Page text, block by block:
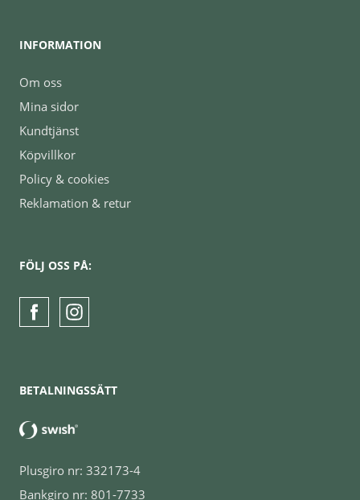
INFORMATION
Om oss
Mina sidor
Kundtjänst
Köpvillkor
Policy & cookies
Reklamation & retur
FÖLJ OSS PÅ:
BETALNINGSSÄTT
Plusgiro nr: 332173-4
Bankgiro nr: 801-7733